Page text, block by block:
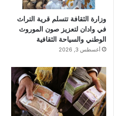
وزارة الثقافة تتسلم قرية التراث
في وادان لتعزيز صون الموروث
الوطني والسياحة الثقافية
أغسطس 3, 2026